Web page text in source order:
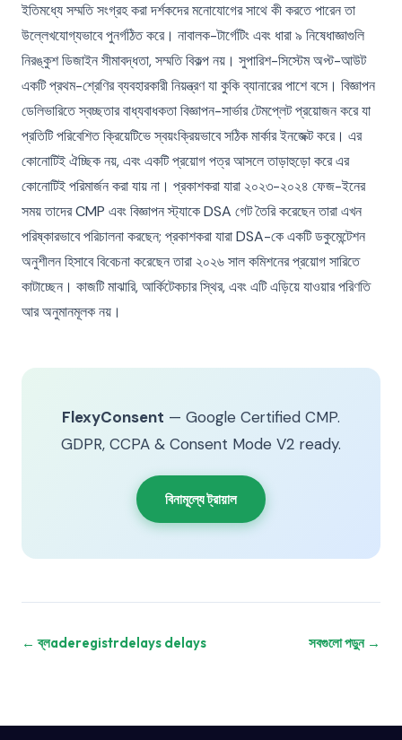
ইতিমধ্যে সম্মতি সংগ্রহ করা দর্শকদের মনোযোগের সাথে কী করতে পারেন তা
উল্লেখযোগ্যভাবে পুনর্গঠিত করে। নাবালক-টার্গেটিং এবং ধারা ৯ নিষেধাজ্ঞাগুলি
নিরঙ্কুশ ডিজাইন সীমাবদ্ধতা, সম্মতি বিকল্প নয়। সুপারিশ-সিস্টেম অপ্ট-আউট
একটি প্রথম-শ্রেণির ব্যবহারকারী নিয়ন্ত্রণ যা কুকি ব্যানারের পাশে বসে। বিজ্ঞাপন
ডেলিভারিতে স্বচ্ছতার বাধ্যবাধকতা বিজ্ঞাপন-সার্ভার টেমপ্লেট প্রয়োজন করে যা
প্রতিটি পরিবেশিত ক্রিয়েটিভে স্বয়ংক্রিয়ভাবে সঠিক মার্কার ইনজেক্ট করে। এর
কোনোটিই ঐচ্ছিক নয়, এবং একটি প্রয়োগ পত্র আসলে তাড়াহুড়ো করে এর
কোনোটিই পরিমার্জন করা যায় না। প্রকাশকরা যারা ২০২৩-২০২৪ ফেজ-ইনের
সময় তাদের CMP এবং বিজ্ঞাপন স্ট্যাকে DSA গেট তৈরি করেছেন তারা এখন
পরিষ্কারভাবে পরিচালনা করছেন; প্রকাশকরা যারা DSA-কে একটি ডকুমেন্টেশন
অনুশীলন হিসাবে বিবেচনা করেছেন তারা ২০২৬ সাল কমিশনের প্রয়োগ সারিতে
কাটাচ্ছেন। কাজটি মাঝারি, আর্কিটেকচার স্থির, এবং এটি এড়িয়ে যাওয়ার পরিণতি
আর অনুমানমূলক নয়।
FlexyConsent — Google Certified CMP.
GDPR, CCPA & Consent Mode V2 ready.
বিনামূল্যে ট্রায়াল
← ব্লaderegistrdelays delays সবগুলো পড়ুন →